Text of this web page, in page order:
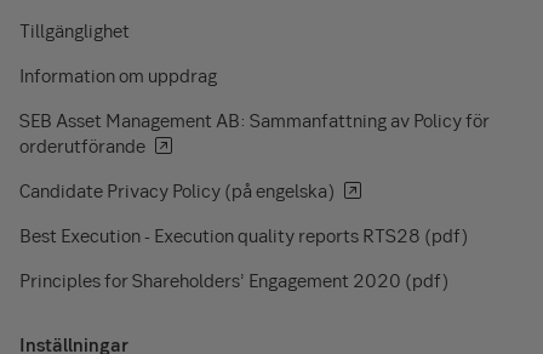
Tillgänglighet
Information om uppdrag
SEB Asset Management AB: Sammanfattning av Policy för
orderutförande
Candidate Privacy Policy (på engelska)
Best Execution - Execution quality reports RTS28 (pdf)
Principles for Shareholders’ Engagement 2020 (pdf)
Inställningar